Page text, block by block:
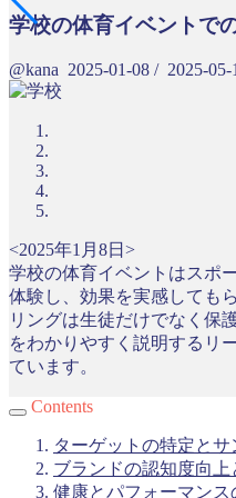
学校の体育イベントで
@kana 2025-01-08 / 2025-05-
<2025年1月8日>
学校の体育イベントはスポ
体験し、効果を実感しても
リングは生徒だけでなく保
をわかりやすく説明するリ
ています。
Contents
ターゲットの特定と
ブランドの認知度向
健康とパフォーマン